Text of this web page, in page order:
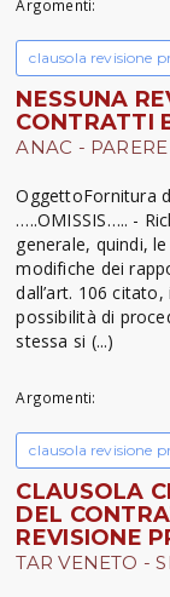
Argomenti:
clausola revisione
NESSUNA
CONTRATTI
ANAC - PARERE
OggettoFornitura
…..OMISSIS….. -
generale, quindi,
modifiche dei
dall’art. 106
possibilità di
stessa si (...)
Argomenti:
clausola revisione
CLAUSOLA
DEL
REVISIONE
TAR VENETO -